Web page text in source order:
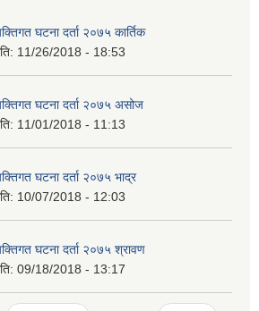
घटना दर्ता २०७५ कार्तिक
11/26/2018 - 18:53
घटना दर्ता २०७५ असोज
11/01/2018 - 11:13
घटना दर्ता २०७५ भाद्र
10/07/2018 - 12:03
घटना दर्ता २०७५ श्रावण
09/18/2018 - 13:17